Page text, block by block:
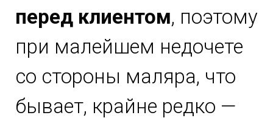
перед клиентом, поэтому
при малейшем недочете
со стороны маляра, что
бывает, крайне редко —